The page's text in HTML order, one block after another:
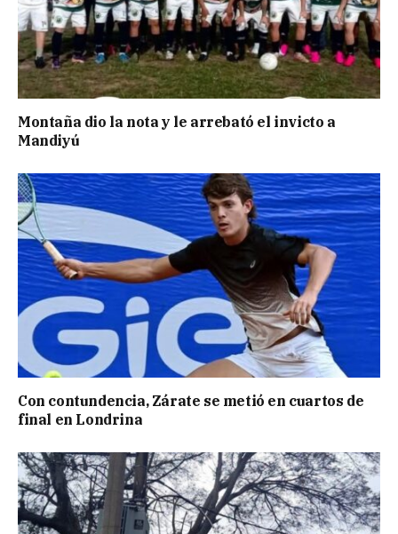
Montaña dio la nota y le arrebató el invicto a
Mandiyú
Con contundencia, Zárate se metió en cuartos de
final en Londrina